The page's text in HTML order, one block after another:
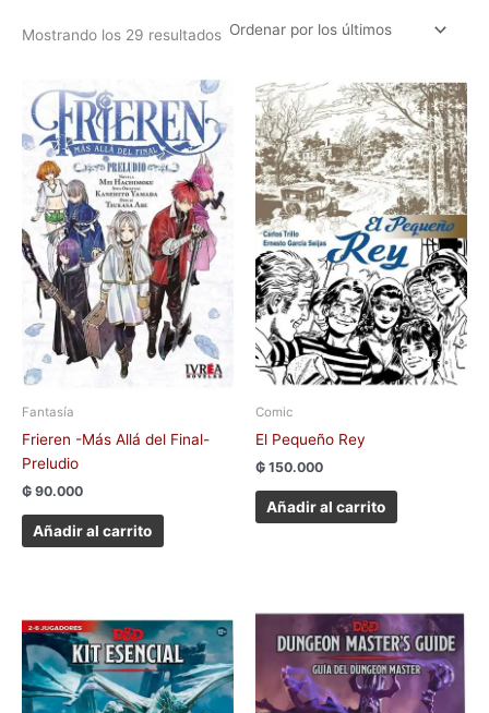
Mostrando los 29 resultados
Fantasía
Frieren -Más Allá del Final-
Preludio
₲ 90.000
Añadir al carrito
Comic
El Pequeño Rey
₲ 150.000
Añadir al carrito